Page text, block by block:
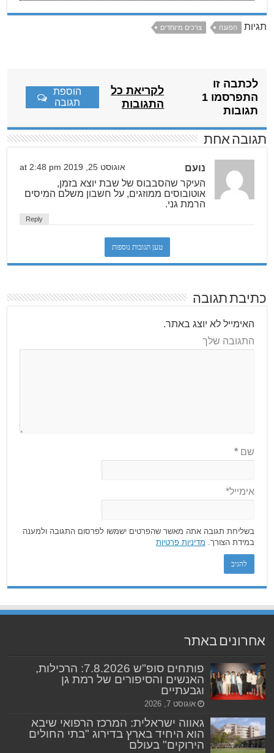
תגיות הפגנה צרכים מיוחדים
לכתבה זו
התפרסמו 1
תגובות
לקריאת כל
התגובות
הוספת
תגובה
תגובה אחת
נועם אוגוסט 25, 2019 at 2:48 pm
העיקר שהסבבוס של שבת יוצא בזמן,
אוטובוסים ממוזגים, על חשבון משלם המיסים
הרמת גני.
Reply
טען תגובות נוספות
כתיבת תגובה
האימייל לא יוצג באתר.
התגובה שלך
שם*
אימייל*
בשליחת תגובה אתה מאשר שהפרטים ישמשו לפרסום התגובה ולמענה
במידת הצורך. מדיניות פרטיות
אחרונים באתר
פותחים סופ"ש 7.8.2026: הרכילות,
האנשים והסיפורים של רמת גן
וגבעתיים
אוגוסט 7, 2026
גאווה ישראלית: המרכז הרפואי שיבא
הוא היחיד בארץ בדירוג "בתי החולים
הירוקים" בעולם